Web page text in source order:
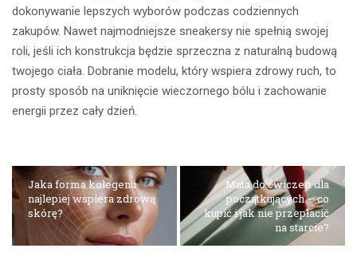
dokonywanie lepszych wyborów podczas codziennych
zakupów. Nawet najmodniejsze sneakersy nie spełnią swojej
roli, jeśli ich konstrukcja będzie sprzeczna z naturalną budową
twojego ciała. Dobranie modelu, który wspiera zdrowy ruch, to
prosty sposób na uniknięcie wieczornego bólu i zachowanie
energii przez cały dzień.
Jaka forma kolegenu
najlepiej wspiera zdrową
skórę?
Mata do ćwiczeń dla
początkujących — co
kupić i jak nie przepłacić
na starcie?